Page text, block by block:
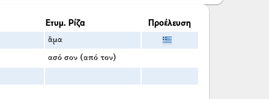
Ετυμ. Ρίζα Προέλευση
ἅμα
ασό σον (από τον)